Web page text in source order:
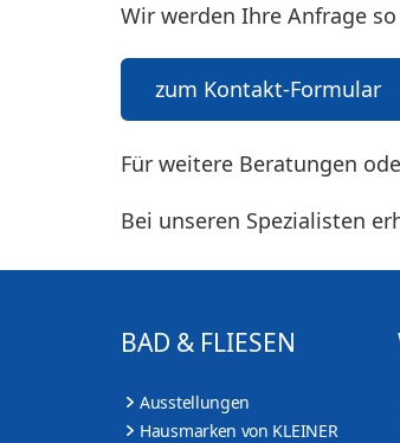
Wir werden Ihre Anfrage
zum Kontakt-Formular
Für weitere Beratungen
Bei unseren Spezialisten
BAD & FLIESEN
Ausstellungen
Hausmarken von KLEINER